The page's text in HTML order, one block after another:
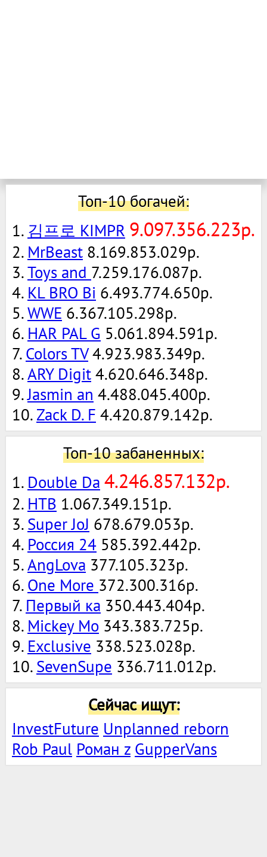
Топ-10 богачей:
1. 김프로 KIMPR 9.097.356.223р.
2. MrBeast 8.169.853.029р.
3.Toys and 7.259.176.087р.
4. KL BRO Bi 6.493.774.650р.
5.WWE 6.367.105.298р.
6. HAR PAL G 5.061.894.591р.
7. Colors TV 4.923.983.349р.
8.ARY Digit 4.620.646.348р.
9.Jasmin an 4.488.045.400р.
10. Zack D. F 4.420.879.142р.
Топ-10 забаненных:
1. Double Da 4.246.857.132р.
2. НТВ 1.067.349.151р.
3. Super JoJ 678.679.053р.
4. Россия 24 585.392.442р.
5.AngLova 377.105.323р.
6. One More 372.300.316р.
7. Первый ка 350.443.404р.
8. Mickey Mo 343.383.725р.
9. Exclusive 338.523.028р.
10. SevenSupe 336.711.012р.
Сейчас ищут:
InvestFuture Unplanned reborn
Rob Paul Роман z GupperVans